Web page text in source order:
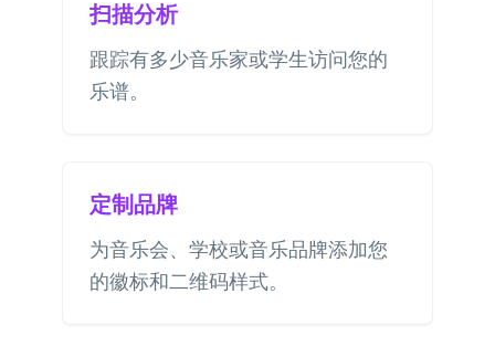
扫描分析
跟踪有多少音乐家或学生访问您的
乐谱。
定制品牌
为音乐会、学校或音乐品牌添加您
的徽标和二维码样式。